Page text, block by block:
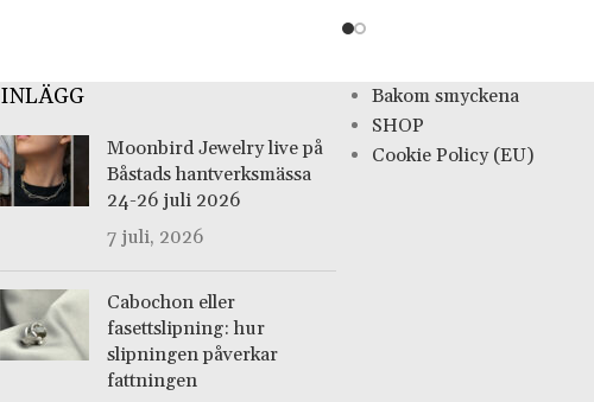
INLÄGG
Moonbird Jewelry live på
Båstads hantverksmässa
24-26 juli 2026
7 juli, 2026
Cabochon eller
fasettslipning: hur
slipningen påverkar
fattningen
Bakom smyckena
SHOP
Cookie Policy (EU)